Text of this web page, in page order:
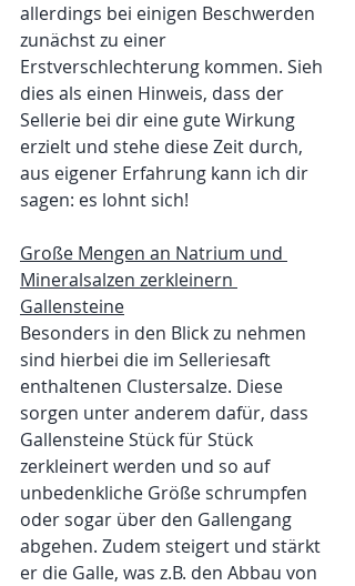
allerdings bei einigen Beschwerden
zunächst zu einer
Erstverschlechterung kommen. Sieh
dies als einen Hinweis, dass der
Sellerie bei dir eine gute Wirkung
erzielt und stehe diese Zeit durch,
aus eigener Erfahrung kann ich dir
sagen: es lohnt sich!
Große Mengen an Natrium und
Mineralsalzen zerkleinern
Gallensteine
Besonders in den Blick zu nehmen
sind hierbei die im Selleriesaft
enthaltenen Clustersalze. Diese
sorgen unter anderem dafür, dass
Gallensteine Stück für Stück
zerkleinert werden und so auf
unbedenkliche Größe schrumpfen
oder sogar über den Gallengang
abgehen. Zudem steigert und stärkt
er die Galle, was z.B. den Abbau von